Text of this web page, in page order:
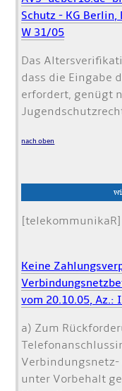
Schutz - KG Berlin,
W 31/05
Das
dass die Eingabe
erfordert, genügt
nach oben
[telekommunikaR]
Keine
vom 20.10.05, Az.:
a) Zum
unter Vorbehalt